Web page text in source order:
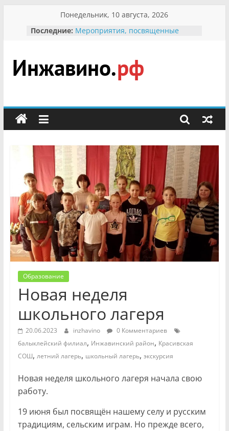
содержимому
Понедельник, 10 августа, 2026
Последние: Мероприятия, посвященные
гражданин Инжавинского округа»
участнице Великой
Отечественной, фронтовичке
Безопасность в сети Интернет
мероприятии «Сохраним
первоцветы!»
В вольере Воронинского
заповедника родились крапчатые
суслики
Инжавино.рф
сельский
портал
Образование
Новая неделя
школьного лагеря
20.06.2023 inzhavino
0 Комментариев
балыклейский филиал, Инжавинский район, Красивская
СОШ, летний лагерь, школьный лагерь, экскурсия
Новая неделя школьного лагеря начала свою
работу.
19 июня был посвящён нашему селу и русским
традициям, сельским играм. Но прежде всего,